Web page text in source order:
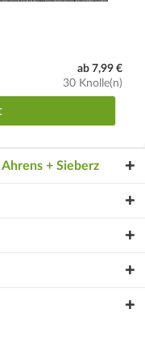
ab 7,99 €
30 Knolle(n)
+ Sieberz